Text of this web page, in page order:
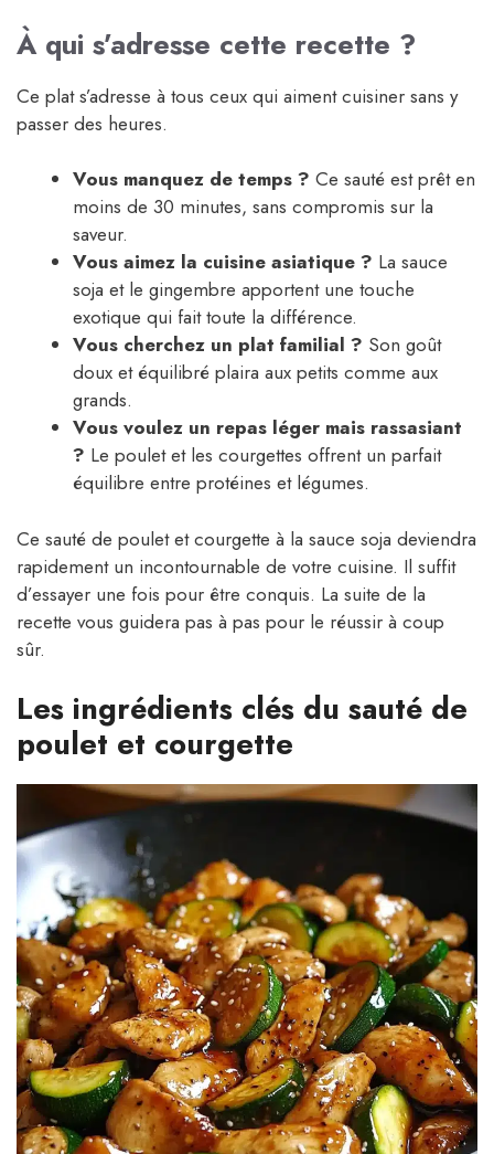
À qui s’adresse cette recette ?
Ce plat s’adresse à tous ceux qui aiment cuisiner sans y
passer des heures.
Vous manquez de temps ? Ce sauté est prêt en
moins de 30 minutes, sans compromis sur la
saveur.
Vous aimez la cuisine asiatique ? La sauce
soja et le gingembre apportent une touche
exotique qui fait toute la différence.
Vous cherchez un plat familial ? Son goût
doux et équilibré plaira aux petits comme aux
grands.
Vous voulez un repas léger mais rassasiant
? Le poulet et les courgettes offrent un parfait
équilibre entre protéines et légumes.
Ce sauté de poulet et courgette à la sauce soja deviendra
rapidement un incontournable de votre cuisine. Il suffit
d’essayer une fois pour être conquis. La suite de la
recette vous guidera pas à pas pour le réussir à coup
sûr.
Les ingrédients clés du sauté de
poulet et courgette